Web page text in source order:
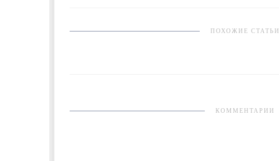
ПОХОЖИЕ СТАТЬИ
КОММЕНТАРИИ